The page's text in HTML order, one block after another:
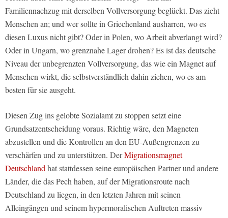
Familiennachzug mit derselben Vollversorgung beglückt. Das zieht
Menschen an; und wer sollte in Griechenland ausharren, wo es
diesen Luxus nicht gibt? Oder in Polen, wo Arbeit abverlangt wird?
Oder in Ungarn, wo grenznahe Lager drohen? Es ist das deutsche
Niveau der unbegrenzten Vollversorgung, das wie ein Magnet auf
Menschen wirkt, die selbstverständlich dahin ziehen, wo es am
besten für sie ausgeht.
Diesen Zug ins gelobte Sozialamt zu stoppen setzt eine
Grundsatzentscheidung voraus. Richtig wäre, den Magneten
abzustellen und die Kontrollen an den EU-Außengrenzen zu
verschärfen und zu unterstützen. DerMigrationsmagnet
Deutschlandhat stattdessen seine europäischen Partner und andere
Länder, die das Pech haben, auf der Migrationsroute nach
Deutschland zu liegen, in den letzten Jahren mit seinen
Alleingängen und seinem hypermoralischen Auftreten massiv